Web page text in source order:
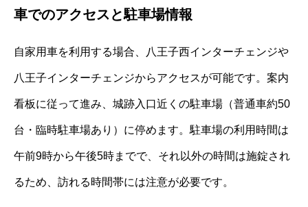
車でのアクセスと駐車場情報
自家用車を利用する場合、八王子西インターチェンジや
八王子インターチェンジからアクセスが可能です。案内
看板に従って進み、城跡入口近くの駐車場（普通車約50
台・臨時駐車場あり）に停めます。駐車場の利用時間は
午前9時から午後5時までで、それ以外の時間は施錠され
るため、訪れる時間帯には注意が必要です。